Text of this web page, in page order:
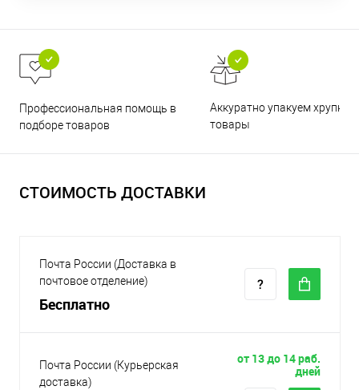
Профессиональная помощь в
подборе товаров
Аккуратно упакуем хрупкие
товары
СТОИМОСТЬ ДОСТАВКИ
Почта России (Доставка в
почтовое отделение)
Бесплатно
Почта России (Курьерская
доставка)
от 13 до 14 раб.
дней